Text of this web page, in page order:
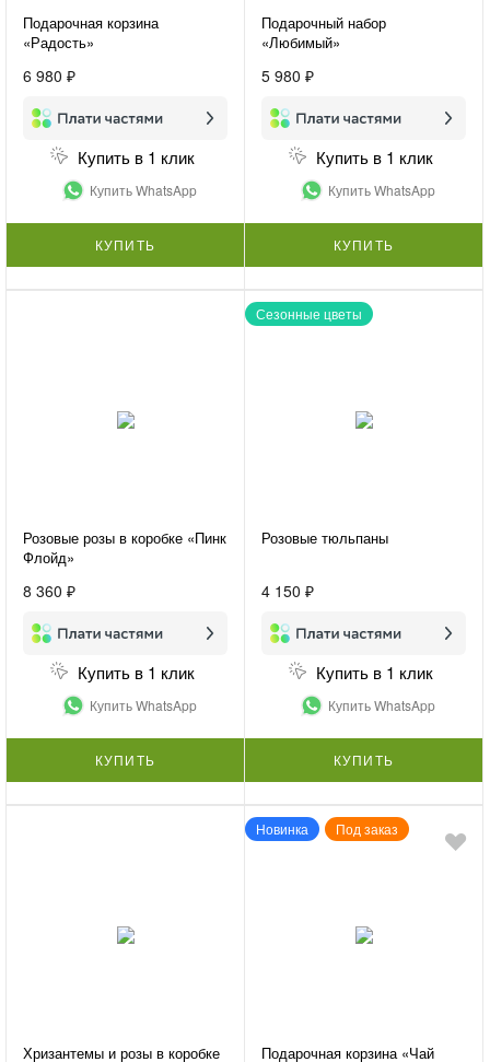
Подарочная корзина
«Радость»
6 980 ₽
Купить в 1 клик
Купить WhatsApp
КУПИТЬ
Подарочный набор
«Любимый»
5 980 ₽
Купить в 1 клик
Купить WhatsApp
КУПИТЬ
Розовые розы в коробке «Пинк
Флойд»
8 360 ₽
Купить в 1 клик
Купить WhatsApp
КУПИТЬ
Сезонные цветы
Розовые тюльпаны
4 150 ₽
Купить в 1 клик
Купить WhatsApp
КУПИТЬ
Хризантемы и розы в коробке
Новинка Под заказ
Подарочная корзина «Чай